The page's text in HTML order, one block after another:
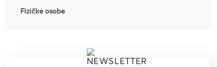
Fizičke osobe